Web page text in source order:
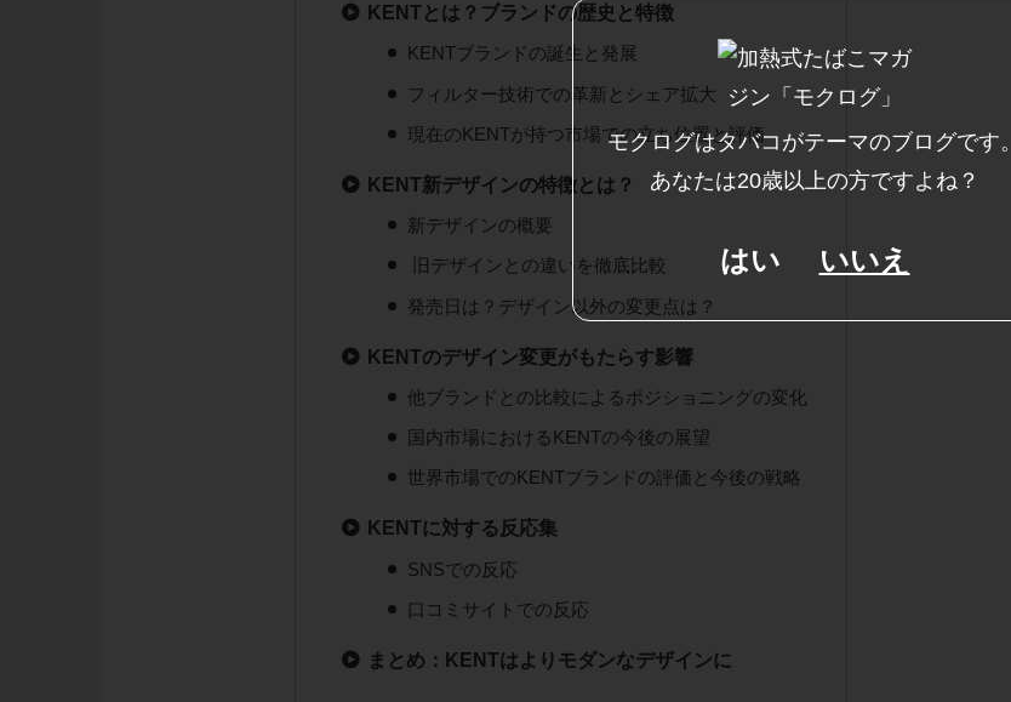
KENTとは？ブランドの歴史と特徴
KENTブランドの誕生と発展
フィルター技術での革新とシェア拡大
現在のKENTが持つ市場での立ち位置と評価
KENT新デザインの特徴とは？
新デザインの概要
旧デザインとの違いを徹底比較
発売日は？デザイン以外の変更点は？
KENTのデザイン変更がもたらす影響
他ブランドとの比較によるポジショニングの変化
国内市場におけるKENTの今後の展望
世界市場でのKENTブランドの評価と今後の戦略
KENTに対する反応集
SNSでの反応
口コミサイトでの反応
まとめ：KENTはよりモダンなデザインに
モクログはタバコがテーマのブログです。
あなたは20歳以上の方ですよね？
はい いいえ